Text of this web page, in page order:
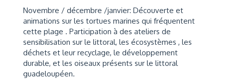
Novembre / décembre /janvier: Découverte et
animations sur les tortues marines qui fréquentent
cette plage . Participation à des ateliers de
sensibilisation sur le littoral, les écosystèmes , les
déchets et leur recyclage, le développement
durable, et les oiseaux présents sur le littoral
guadeloupéen.